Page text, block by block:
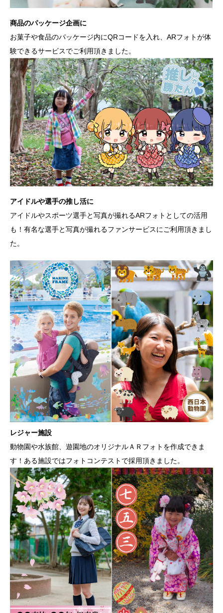
商品のパッケージ企画に
お菓子や食品のパッケージ内にQRコードを入れ、ARフォトが体
験できるサービスでご利用頂きました。
アイドルや選手の推し活に
アイドルやスポーツ選手と写真が撮れるARフォトとしての活用
も！有名な選手と写真が撮れるファンサービスにご利用頂きまし
た。
レジャー施設
動物園や水族館、遊園地のオリジナルＡＲフォトを作成できま
す！ある施設ではフォトコンテストで採用頂きました。